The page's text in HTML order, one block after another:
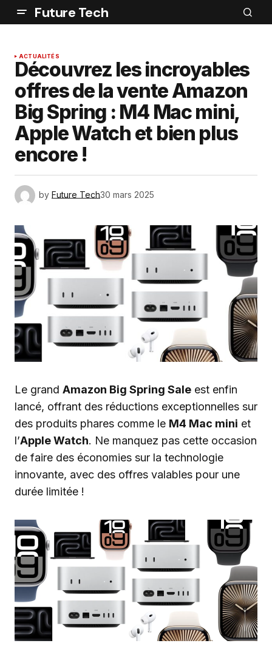
Future Tech
ACTUALITÉS
Découvrez les incroyables
offres de la vente Amazon
Big Spring : M4 Mac mini,
Apple Watch et bien plus
encore !
by Future Tech30 mars 2025
Le grand Amazon Big Spring Sale est enfin
lancé, offrant des réductions exceptionnelles sur
des produits phares comme le M4 Mac mini et
l’Apple Watch. Ne manquez pas cette occasion
de faire des économies sur la technologie
innovante, avec des offres valables pour une
durée limitée !